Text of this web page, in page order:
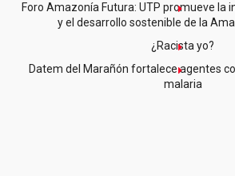
Foro Amazonía Futura: UTP promueve la
y el desarrollo sostenible de la
¿Racista yo?
Datem del Marañón fortalece agentes
malaria